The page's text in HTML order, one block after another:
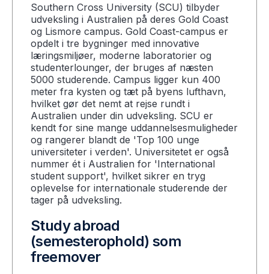
Southern Cross University (SCU) tilbyder
udveksling i Australien på deres Gold Coast
og Lismore campus. Gold Coast-campus er
opdelt i tre bygninger med innovative
læringsmiljøer, moderne laboratorier og
studenterlounger, der bruges af næsten
5000 studerende. Campus ligger kun 400
meter fra kysten og tæt på byens lufthavn,
hvilket gør det nemt at rejse rundt i
Australien under din udveksling. SCU er
kendt for sine mange uddannelsesmuligheder
og rangerer blandt de 'Top 100 unge
universiteter i verden'. Universitetet er også
nummer ét i Australien for 'International
student support', hvilket sikrer en tryg
oplevelse for internationale studerende der
tager på udveksling.
Study abroad
(semesterophold) som
freemover